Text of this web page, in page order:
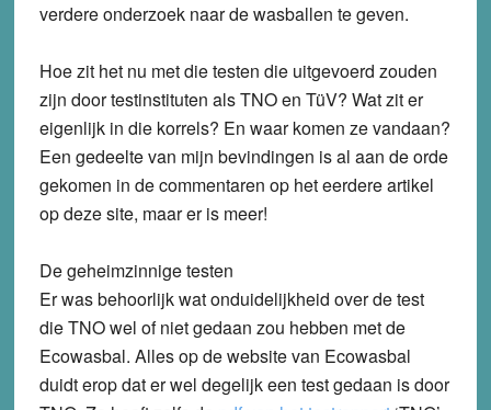
verdere onderzoek naar de wasballen te geven.
Hoe zit het nu met die testen die uitgevoerd zouden
zijn door testinstituten als TNO en TüV? Wat zit er
eigenlijk in die korrels? En waar komen ze vandaan?
Een gedeelte van mijn bevindingen is al aan de orde
gekomen in de commentaren op het eerdere artikel
op deze site, maar er is meer!
De geheimzinnige testen
Er was behoorlijk wat onduidelijkheid over de test
die TNO wel of niet gedaan zou hebben met de
Ecowasbal. Alles op de website van Ecowasbal
duidt erop dat er wel degelijk een test gedaan is door